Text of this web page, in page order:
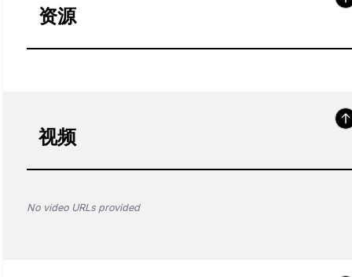
资源
视频
No video URLs provided